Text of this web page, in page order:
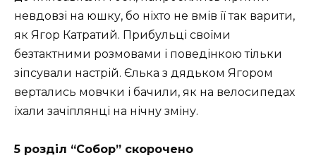
невдовзі на юшку, бо ніхто не вмів її так варити,
як Ягор Катратий. Прибульці своїми
безтактними розмовами і поведінкою тільки
зіпсували настрій. Єлька з дядьком Ягором
вертались мовчки і бачили, як на велосипедах
їхали зачіплянці на нічну зміну.
5 розділ “Собор” скорочено